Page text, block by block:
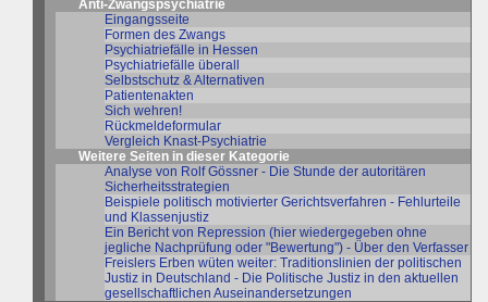
Anti-Zwangspsychiatrie
Eingangsseite
Formen des Zwangs
Psychiatriefälle in Hessen
Psychiatriefälle überall
Selbstschutz & Alternativen
Patientenakten
Sich wehren!
Rückmeldeformular
Vergleich Knast-Psychiatrie
Weitere Seiten in dieser Kategorie
Analyse von Rolf Gössner - Die Stunde der autoritären
Sicherheitsstrategien
Beispiele politisch motivierter Gerichtsverfahren - Fehlurteile
und Klassenjustiz
Ein Bericht von Repression (hier wiedergegeben ohne
jegliche Nachprüfung oder "Bewertung") - Über den Verfasser
Freislers Erben wüten weiter: Traditionslinien der politischen
Justiz in Deutschland - Die Politische Justiz in den aktuellen
gesellschaftlichen Auseinandersetzungen